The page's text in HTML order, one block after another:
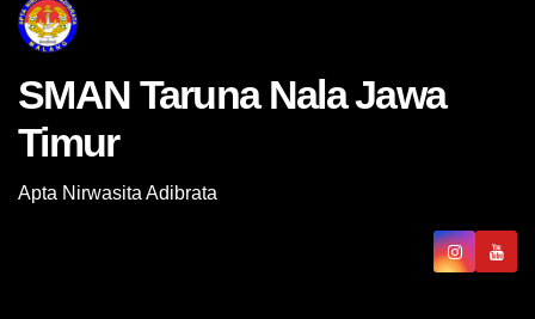
SMAN Taruna Nala Jawa
Timur
Apta Nirwasita Adibrata